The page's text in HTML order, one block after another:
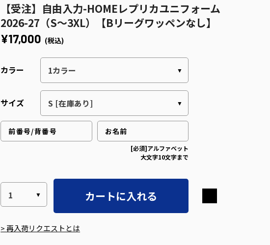
【受注】自由入力-HOMEレプリカユニフォーム
2026-27（S～3XL）【Bリーグワッペンなし】
¥17,000 (税込)
カラー
サイズ
[必須]アルファベット
大文字10文字まで
カートに入れる
> 再入荷リクエストとは